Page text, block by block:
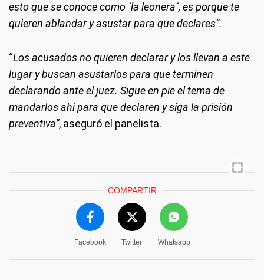
esto que se conoce como ´la leonera´, es porque te
quieren ablandar y asustar para que declares”.
“Los acusados no quieren declarar y los llevan a este
lugar y buscan asustarlos para que terminen
declarando ante el juez. Sigue en pie el tema de
mandarlos ahí para que declaren y siga la prisión
preventiva”, aseguró el panelista.
COMPARTIR
Facebook Twitter Whatsapp